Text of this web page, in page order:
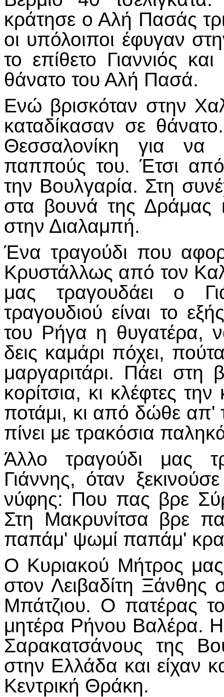
κράτησε ο Αλή Πασάς
οι υπόλοιποι έφυγαν
το επίθετο Γιαννιός
θάνατο του Αλή Πασά.
Ενώ βρισκόταν στην
καταδίκασαν σε
Θεσσαλονίκη για να
παππούς του. Έτσι
την Βουλγαρία. Στη
στα βουνά της Δράμας
στην Διαλαμπή.
Ένα τραγούδι που
Κρυστάλλως από τον
μας τραγουδάει ο
τραγουδιού είναι το
του Ρήγα η θυγατέρα,
δεις καμάρι πόχει,
μαργαριτάρι. Πάει στη
κορίτσια, κι κλέφτες
ποτάμι, κι από δώθε απ'
πίνει με τρακόσια
Άλλο τραγούδι μας
Γιάννης, όταν
νύφης: Που πας βρε
Στη Μακρυνίτσα βρε
παπάμ' ψωμί παπάμ'
Ο Κυριακού Μήτρος μας
στον Λειβαδίτη Ξάνθης
Μπάτζιου. Ο πατέρας
μητέρα Ρήνου Βαλέρα.
Σαρακατσάνους της
στην Ελλάδα και είχαν
Κεντρική Θράκη.